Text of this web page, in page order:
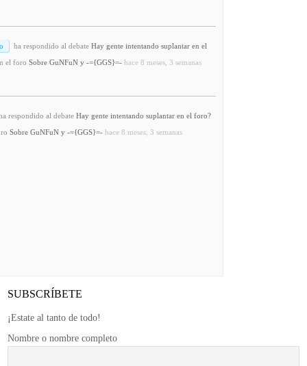
ha respondido al debate Hay gente intentando suplantar en el
el foro Sobre GuNFuN y -={GGS}=- hace 8 meses, 3 semanas
respondido al debate Hay gente intentando suplantar en el foro?
Sobre GuNFuN y -={GGS}=- hace 8 meses, 3 semanas
SUBSCRÍBETE
¡Estate al tanto de todo!
Nombre o nombre completo